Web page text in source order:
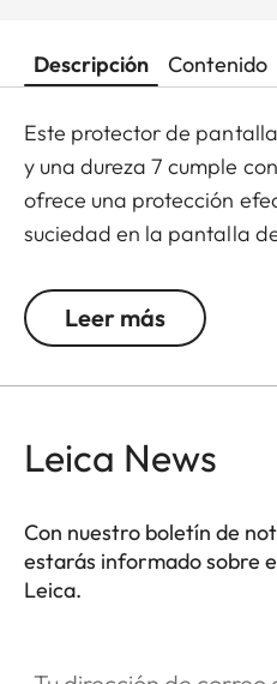
Descripción Contenido
Este protector de
y una dureza 7 cumple
ofrece una protección
suciedad en la pantalla
permite que las imágenes
contraste y claridad
Leer más
Leica News
Con nuestro boletín de
estarás informado sobre
Leica.